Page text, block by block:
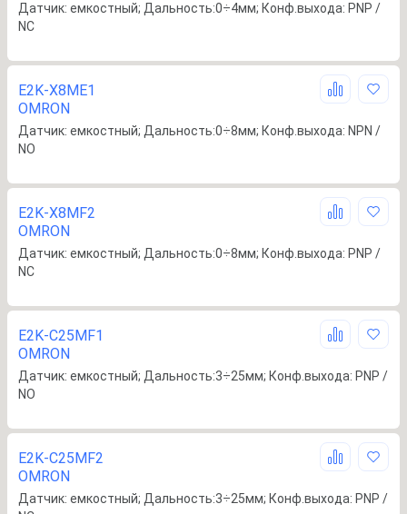
Датчик: емкостный; Дальность:0÷4мм; Конф.выхода: PNP /
NC
E2K-X8ME1
OMRON
Датчик: емкостный; Дальность:0÷8мм; Конф.выхода: NPN /
NO
E2K-X8MF2
OMRON
Датчик: емкостный; Дальность:0÷8мм; Конф.выхода: PNP /
NC
E2K-C25MF1
OMRON
Датчик: емкостный; Дальность:3÷25мм; Конф.выхода: PNP /
NO
E2K-C25MF2
OMRON
Датчик: емкостный; Дальность:3÷25мм; Конф.выхода: PNP /